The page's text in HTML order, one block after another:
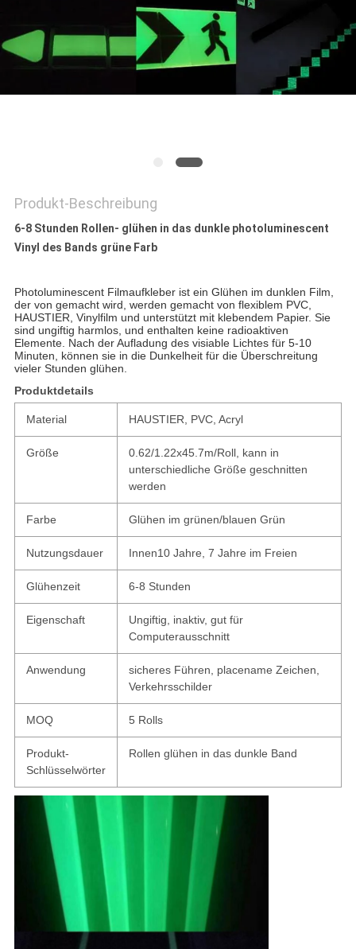
Produkt-Beschreibung
6-8 Stunden Rollen- glühen in das dunkle photoluminescent
Vinyl des Bands grüne Farb
Photoluminescent Filmaufkleber ist ein Glühen im dunklen Film,
der von gemacht wird, werden gemacht von flexiblem PVC,
HAUSTIER, Vinylfilm und unterstützt mit klebendem Papier. Sie
sind ungiftig harmlos, und enthalten keine radioaktiven
Elemente. Nach der Aufladung des visiable Lichtes für 5-10
Minuten, können sie in die Dunkelheit für die Überschreitung
vieler Stunden glühen.
Produktdetails
Material HAUSTIER, PVC, Acryl
Größe
0.62/1.22x45.7m/Roll, kann in
unterschiedliche Größe geschnitten
werden
Farbe Glühen im grünen/blauen Grün
Nutzungsdauer Innen10 Jahre, 7 Jahre im Freien
Glühenzeit 6-8 Stunden
Eigenschaft
Ungiftig, inaktiv, gut für
Computerausschnitt
Anwendung
sicheres Führen, placename Zeichen,
Verkehrsschilder
MOQ 5 Rolls
Produkt-
Schlüsselwörter
Rollen glühen in das dunkle Band